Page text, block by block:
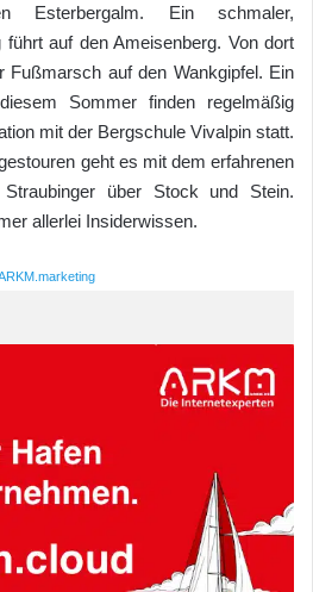
Esterbergalm. Ein schmaler,
führt auf den Ameisenberg. Von dort
auf den Wankgipfel. Ein
Sommer finden regelmäßig
mit der Bergschule Vivalpin statt.
geht es mit dem erfahrenen
Straubinger über Stock und Stein.
allerlei Insiderwissen.